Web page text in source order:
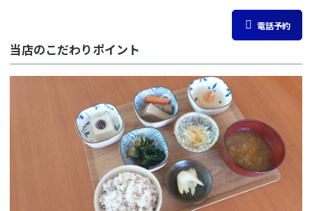
電話予約
当店のこだわりポイント